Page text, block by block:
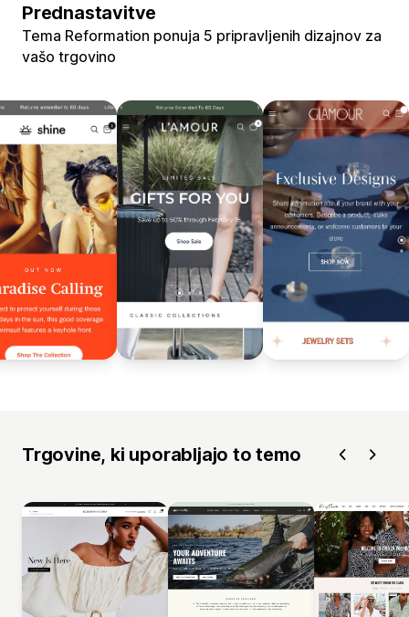
Prednastavitve
Tema Reformation ponuja 5 pripravljenih dizajnov za
vašo trgovino
Trgovine, ki uporabljajo to temo